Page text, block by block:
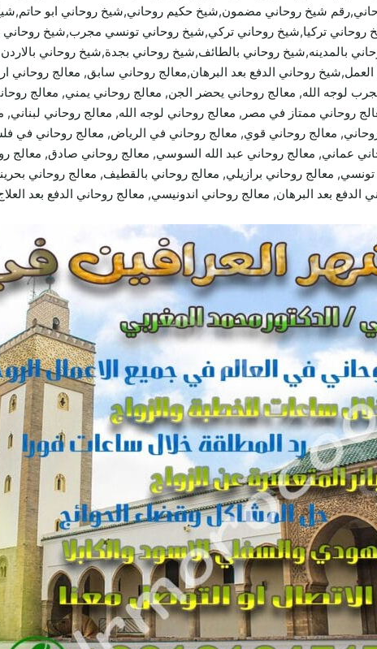
شيخ روحاني مضمون,شيخ حكيم روحاني,شيخ روحاني ابو
روحاني تركيا,شيخ روحاني تركي,شيخ روحاني تونسي مجرب,شيخ
بالمدينه,شيخ روحاني بالطائف,شيخ روحاني بجدة,شيخ روحاني
لوجه الله, معالج روحاني يحضر الجن, معالج روحاني يمني, معالج
روحاني ممتاز في مصر, معالج روحاني لوجه الله, معالج روحاني
معالج روحاني قوي, معالج روحاني في الرياض, معالج روحاني في
عماني, معالج روحاني عبد الله السوسي, معالج روحاني صادق, معالج
معالج روحاني برازيلي, معالج روحاني بالقطيف, معالج روحاني
الدفع بعد البرهان, معالج روحاني اندونيسي, معالج روحاني الدفع بعد